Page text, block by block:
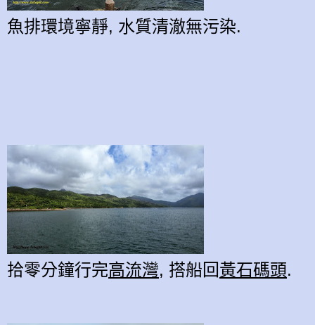
魚排環境寧靜, 水質清澈無污染.
拾零分鐘行完高流灣, 搭船回黃石碼頭.